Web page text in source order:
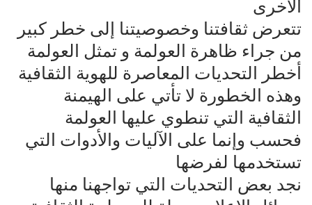
الأخرى
تتعرض ثقافتنا وخصوصيتنا إلى خطر كبير
من جراء ظاهرة العولمة و تمثل العولمة
أخطر التحديات المعاصرة للهوية الثقافية
وهذه الخطورة لا تأتي على الهيمنة
الثقافية التي تنطوي عليها العولمة
فحسب وإنما على الآليات والأدوات التي
تستخدمها لفرضها
نجد بعض التحديات التي تواجهنا منها